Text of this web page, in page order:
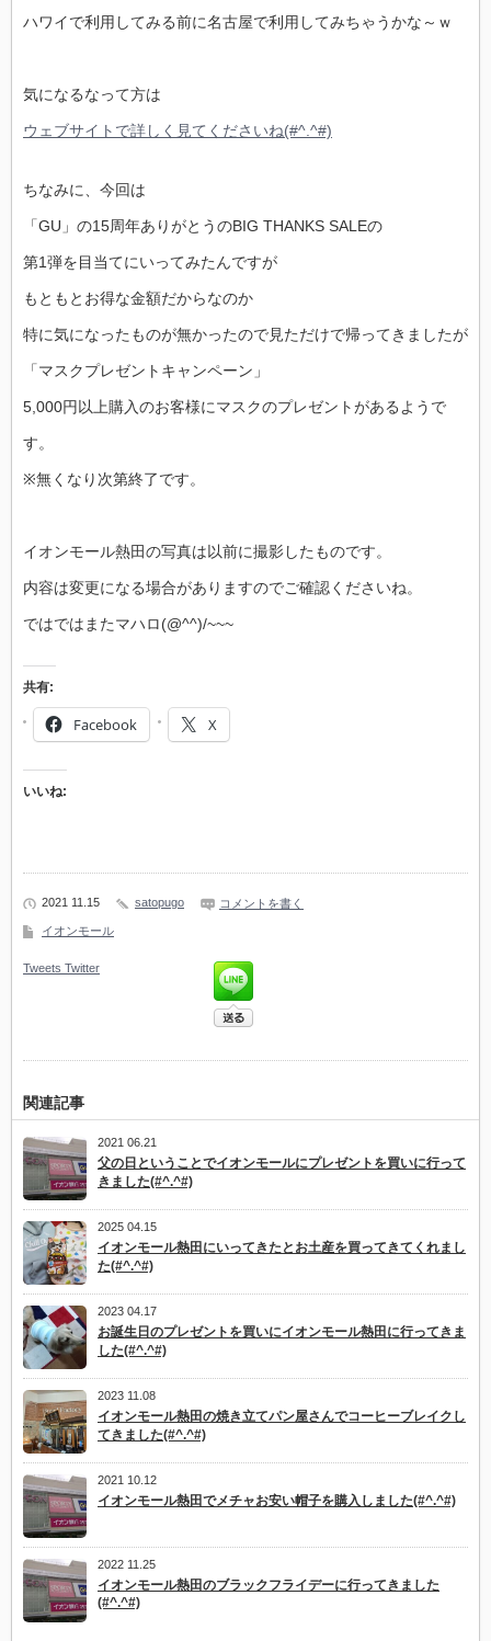
ハワイで利用してみる前に名古屋で利用してみちゃうかな～ｗ
気になるなって方は
ウェブサイトで詳しく見てくださいね(#^.^#)
ちなみに、今回は
「GU」の15周年ありがとうのBIG THANKS SALEの
第1弾を目当てにいってみたんですが
もともとお得な金額だからなのか
特に気になったものが無かったので見ただけで帰ってきましたが
「マスクプレゼントキャンペーン」
5,000円以上購入のお客様にマスクのプレゼントがあるようで
す。
※無くなり次第終了です。
イオンモール熱田の写真は以前に撮影したものです。
内容は変更になる場合がありますのでご確認くださいね。
ではではまたマハロ(@^^)/~~~
共有:
Facebook X
いいね:
2021 11.15 satopugo コメントを書く
イオンモール
Tweets Twitter
関連記事
2021 06.21
父の日ということでイオンモールにプレゼントを買いに行って
きました(#^.^#)
2025 04.15
イオンモール熱田にいってきたとお土産を買ってきてくれまし
た(#^.^#)
2023 04.17
お誕生日のプレゼントを買いにイオンモール熱田に行ってきま
した(#^.^#)
2023 11.08
イオンモール熱田の焼き立てパン屋さんでコーヒーブレイクし
てきました(#^.^#)
2021 10.12
イオンモール熱田でメチャお安い帽子を購入しました(#^.^#)
2022 11.25
イオンモール熱田のブラックフライデーに行ってきました
(#^.^#)